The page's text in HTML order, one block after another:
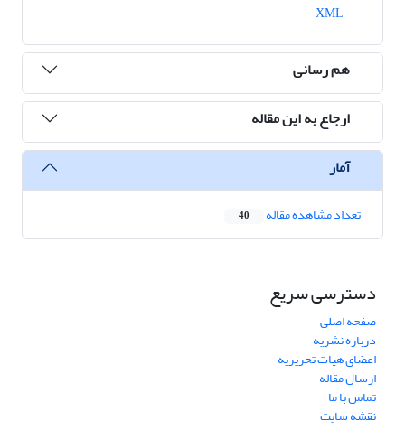
هم رسانی
ارجاع به این مقاله
آمار
تعداد مشاهده مقاله 40
دسترسی سریع
صفحه اصلی
درباره نشریه
اعضای هیات تحریریه
ارسال مقاله
تماس با ما
نقشه سایت